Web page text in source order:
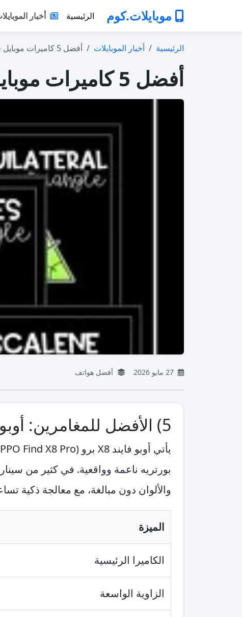
موبايلات.كوم الرئيسية أخبار
الرئيسية أخبار الموبايلات أفضل 5 كاميرات موبايل في 2026: من الأفض…
أفضل 5 كاميرات موبايل في 2026: من الأفضل للتصوير حتى البث
أفضل هواتف
5) الأفضل للمغامرين: أوبو فايند X8 برو (OPPO Find X8 Pro)
يأتي أوبو فايند X8 برو (OPPO Find X8 Pro) كخيار قوي لمن يريد
بورتريه ناعمة وواقعية. في كثير من
والألوان دون مبالغة، مع معالجة ذكية
الميزة
الكاميرا الرئيسية
الزاوية الواسعة